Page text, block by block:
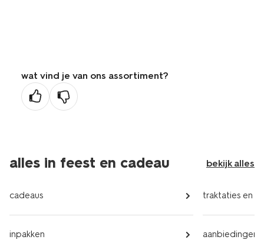
wat vind je van ons assortiment?
alles in feest en cadeau bekijk alles
cadeaus
inpakken
traktaties en
aanbiedingen